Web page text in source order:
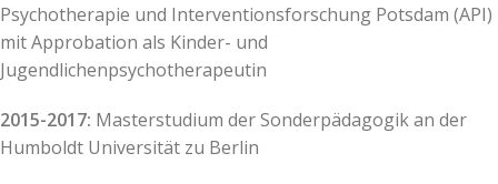
Psychotherapie und Interventionsforschung Potsdam (API)
mit Approbation als Kinder- und
Jugendlichenpsychotherapeutin
2015-2017: Masterstudium der Sonderpädagogik an der
Humboldt Universität zu Berlin